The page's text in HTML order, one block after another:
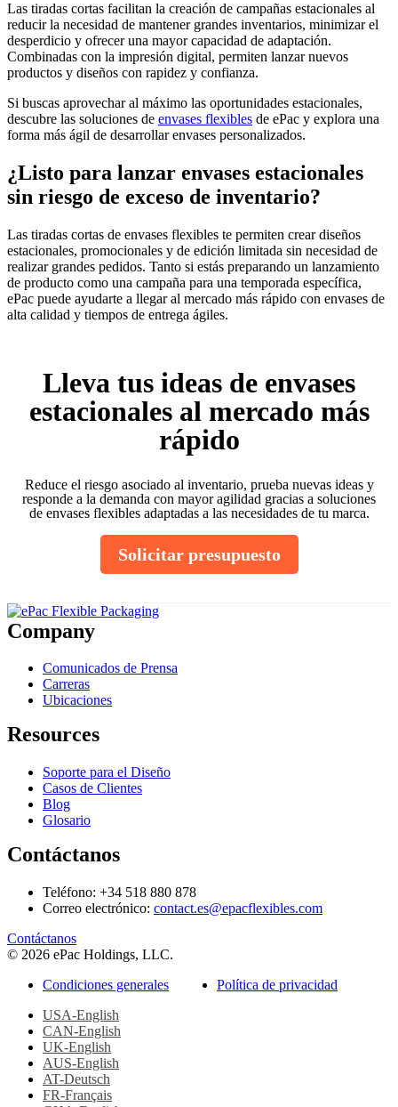
Las tiradas cortas facilitan la creación de campañas estacionales al
reducir la necesidad de mantener grandes inventarios, minimizar el
desperdicio y ofrecer una mayor capacidad de adaptación.
Combinadas con la impresión digital, permiten lanzar nuevos
productos y diseños con rapidez y confianza.
Si buscas aprovechar al máximo las oportunidades estacionales,
descubre las soluciones de envases flexibles de ePac y explora una
forma más ágil de desarrollar envases personalizados.
¿Listo para lanzar envases estacionales
sin riesgo de exceso de inventario?
Las tiradas cortas de envases flexibles te permiten crear diseños
estacionales, promocionales y de edición limitada sin necesidad de
realizar grandes pedidos. Tanto si estás preparando un lanzamiento
de producto como una campaña para una temporada específica,
ePac puede ayudarte a llegar al mercado más rápido con envases de
alta calidad y tiempos de entrega ágiles.
Lleva tus ideas de envases
estacionales al mercado más
rápido
Reduce el riesgo asociado al inventario, prueba nuevas ideas y
responde a la demanda con mayor agilidad gracias a soluciones
de envases flexibles adaptadas a las necesidades de tu marca.
Solicitar presupuesto
Company
Comunicados de Prensa
Carreras
Ubicaciones
Resources
Soporte para el Diseño
Casos de Clientes
Blog
Glosario
Contáctanos
Teléfono: +34 518 880 878
Correo electrónico: contact.es@epacflexibles.com
facebook
youtube
linkedin
instagram
Contáctanos
© 2026 ePac Holdings, LLC.
Condiciones generales
Política de privacidad
USA-English
CAN-English
UK-English
AUS-English
AT-Deutsch
FR-Français